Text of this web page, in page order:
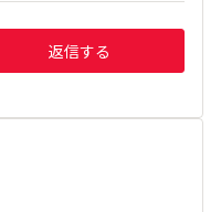
返信する